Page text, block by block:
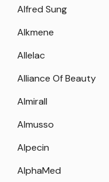
Alfred Sung
Alkmene
Allelac
Alliance Of Beauty
Almirall
Almusso
Alpecin
AlphaMed